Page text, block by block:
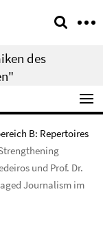
des
B: Repertoires
und Prof. Dr.
Journalism im